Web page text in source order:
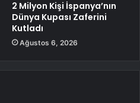
2 Milyon Kişi İspanya’nın
Dünya Kupası Zaferini
Kutladı
Ağustos 6, 2026